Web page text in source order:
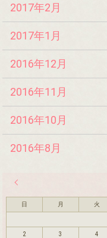
2017年2月
2017年1月
2016年12月
2016年11月
2016年10月
2016年8月
日 月 火
2 3 4